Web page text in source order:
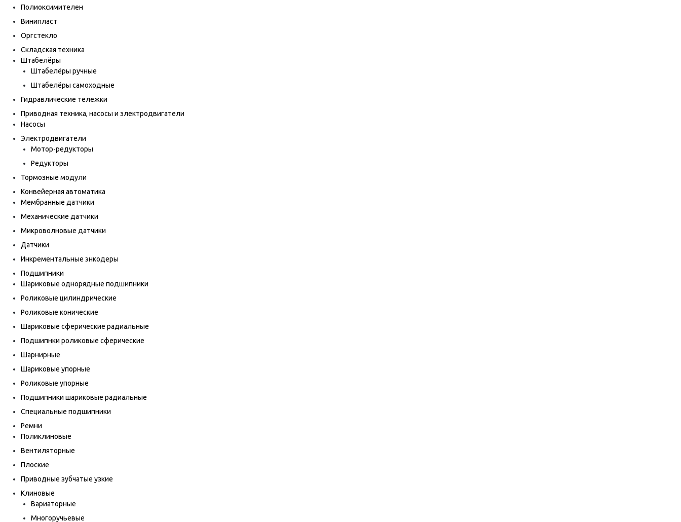
Полиоксимителен
Винипласт
Оргстекло
Складская техника
Штабелёры
Штабелёры ручные
Штабелёры самоходные
Гидравлические тележки
Приводная техника, насосы и электродвигатели
Насосы
Электродвигатели
Мотор-редукторы
Редукторы
Тормозные модули
Конвейерная автоматика
Мембранные датчики
Механические датчики
Микроволновые датчики
Датчики
Инкрементальные энкодеры
Подшипники
Шариковые однорядные подшипники
Роликовые цилиндрические
Роликовые конические
Шариковые сферические радиальные
Подшипнки роликовые сферические
Шарнирные
Шариковые упорные
Роликовые упорные
Подшипники шариковые радиальные
Специальные подшипники
Ремни
Поликлиновые
Вентиляторные
Плоские
Приводные зубчатые узкие
Клиновые
Вариаторные
Многоручьевые